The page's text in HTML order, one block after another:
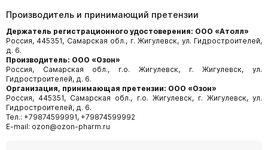
Производитель и принимающий претензии
Держатель регистрационного удостоверения: ООО «Атолл»
Россия, 445351, Самарская обл., г. Жигулевск, ул. Гидростроителей,
д. 6.
Производитель: ООО «Озон»
Россия, Самарская обл., г.о. Жигулевск, г. Жигулевск, ул.
Гидростроителей, д. 6.
Организация, принимающая претензии: ООО «Озон»
Россия, 445351, Самарская обл., г.о. Жигулевск, г. Жигулевск, ул.
Гидростроителей, д. 6.
Тел.: +79874599991, +79874599992
E-mail: ozon@ozon-pharm.ru